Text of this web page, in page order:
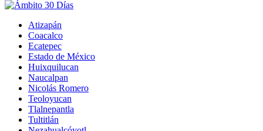
Atizapán
Coacalco
Ecatepec
Estado de México
Huixquilucan
Naucalpan
Nicolás Romero
Teoloyucan
Tlalnepantla
Tultitlán